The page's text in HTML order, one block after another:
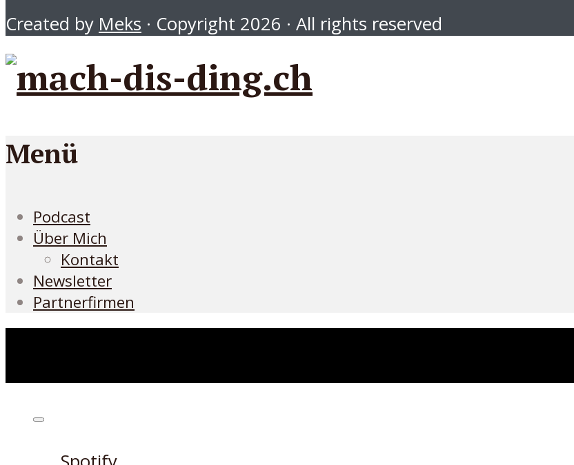
Created by Meks · Copyright 2026 · All rights reserved
Menü
Podcast
Über Mich
Kontakt
Newsletter
Partnerfirmen